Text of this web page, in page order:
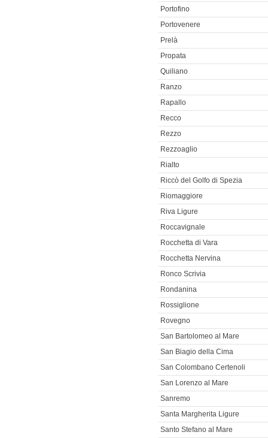
Portofino
Portovenere
Prelà
Propata
Quiliano
Ranzo
Rapallo
Recco
Rezzo
Rezzoaglio
Rialto
Riccò del Golfo di Spezia
Riomaggiore
Riva Ligure
Roccavignale
Rocchetta di Vara
Rocchetta Nervina
Ronco Scrivia
Rondanina
Rossiglione
Rovegno
San Bartolomeo al Mare
San Biagio della Cima
San Colombano Certenoli
San Lorenzo al Mare
Sanremo
Santa Margherita Ligure
Santo Stefano al Mare